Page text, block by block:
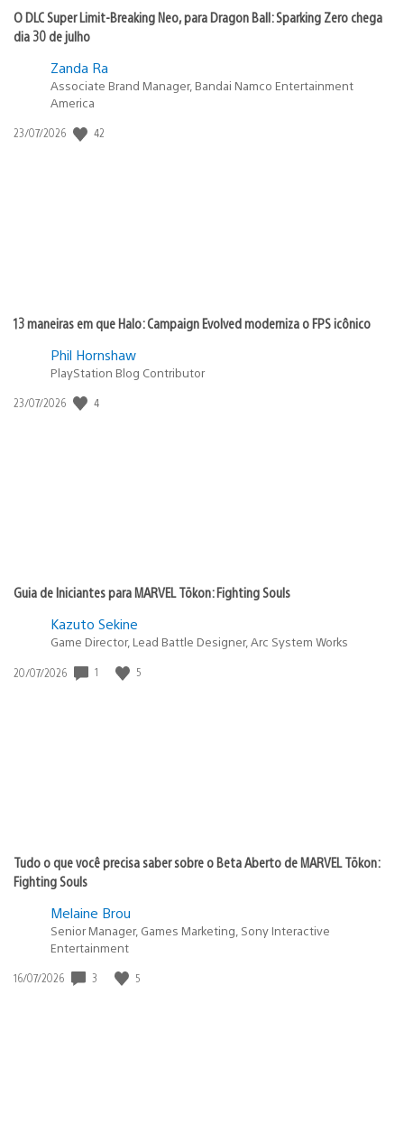
O DLC Super Limit-Breaking Neo, para Dragon Ball: Sparking Zero chega
dia 30 de julho
Zanda Ra
Associate Brand Manager, Bandai Namco Entertainment
America
Data
23/07/2026 42
13 maneiras em que Halo: Campaign Evolved moderniza o FPS icônico
Phil Hornshaw
PlayStation Blog Contributor
Data
23/07/2026 4
Guia de Iniciantes para MARVEL Tōkon: Fighting Souls
Kazuto Sekine
Game Director, Lead Battle Designer, Arc System Works
Data
20/07/2026 1 5
Tudo o que você precisa saber sobre o Beta Aberto de MARVEL Tōkon:
Fighting Souls
Melaine Brou
Senior Manager, Games Marketing, Sony Interactive
Entertainment
Data
16/07/2026 3 5